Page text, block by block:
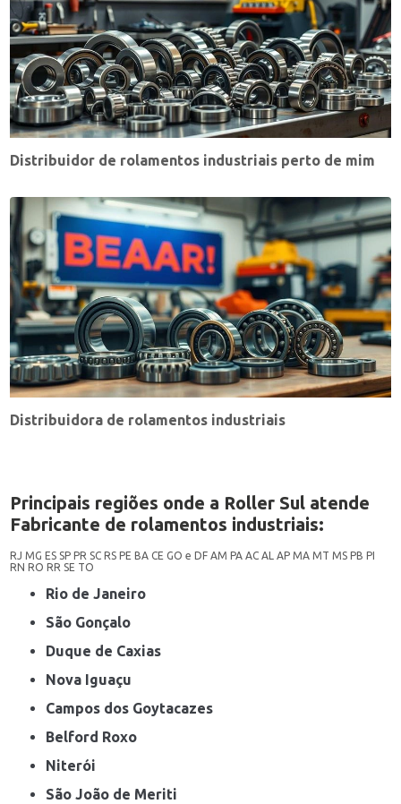
Distribuidor de rolamentos industriais perto de mim
Distribuidora de rolamentos industriais
Principais regiões onde a Roller Sul atende
Fabricante de rolamentos industriais:
RJ MG ES SP PR SC RS PE BA CE GO e DF AM PA AC AL AP MA MT MS PB PI
RN RO RR SE TO
Rio de Janeiro
São Gonçalo
Duque de Caxias
Nova Iguaçu
Campos dos Goytacazes
Belford Roxo
Niterói
São João de Meriti